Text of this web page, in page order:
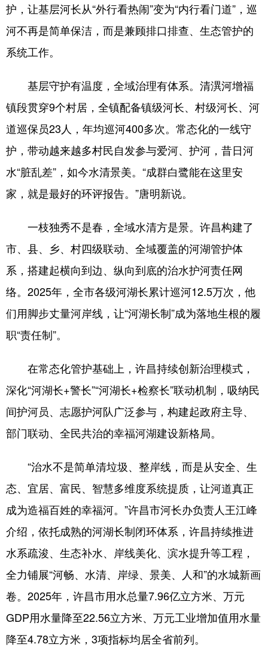
护，让基层河长从“外行看热闹”变为“内行看门道”，巡
河不再是简单保洁，而是兼顾排口排查、生态管护的
系统工作。
基层守护有温度，全域治理有体系。清潩河增福
镇段贯穿9个村居，全镇配备镇级河长、村级河长、河
道巡保员23人，年均巡河400多次。常态化的一线守
护，带动越来越多村民自发参与爱河、护河，昔日河
水“脏乱差”，如今水清景美。“成群白鹭能在这里安
家，就是最好的环评报告。”唐明新说。
一枝独秀不是春，全域水清方是景。许昌构建了
市、县、乡、村四级联动、全域覆盖的河湖管护体
系，搭建起横向到边、纵向到底的治水护河责任网
络。2025年，全市各级河湖长累计巡河12.5万次，他
们用脚步丈量河岸线，让“河湖长制”成为落地生根的履
职“责任制”。
在常态化管护基础上，许昌持续创新治理模式，
深化“河湖长+警长”“河湖长+检察长”联动机制，吸纳民
间护河员、志愿护河队广泛参与，构建起政府主导、
部门联动、全民共治的幸福河湖建设新格局。
“治水不是简单清垃圾、整岸线，而是从安全、生
态、宜居、富民、智慧多维度系统提质，让河道真正
成为造福百姓的幸福河。”许昌市河长办负责人王江峰
介绍，依托成熟的河湖长制闭环体系，许昌持续推进
水系疏浚、生态补水、岸线美化、滨水提升等工程，
全力铺展“河畅、水清、岸绿、景美、人和”的水城新画
卷。2025年，许昌市用水总量7.96亿立方米、万元
GDP用水量降至22.56立方米、万元工业增加值用水量
降至4.78立方米，3项指标均居全省前列。